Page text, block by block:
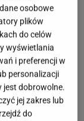
Na
w stolicy
z aferą
osobowe
plików
do celów
wyświetlania
i preferencji w
personalizacji
jest dobrowolne.
jej zakres lub
do